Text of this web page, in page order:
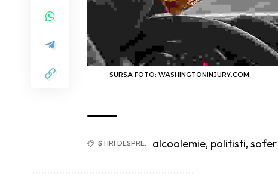
SURSA FOTO: WASHINGTONINJURY.COM
ȘTIRI DESPRE: alcoolemie, politisti, sofer